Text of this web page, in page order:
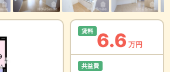
賃料 6.6 万円
共益費